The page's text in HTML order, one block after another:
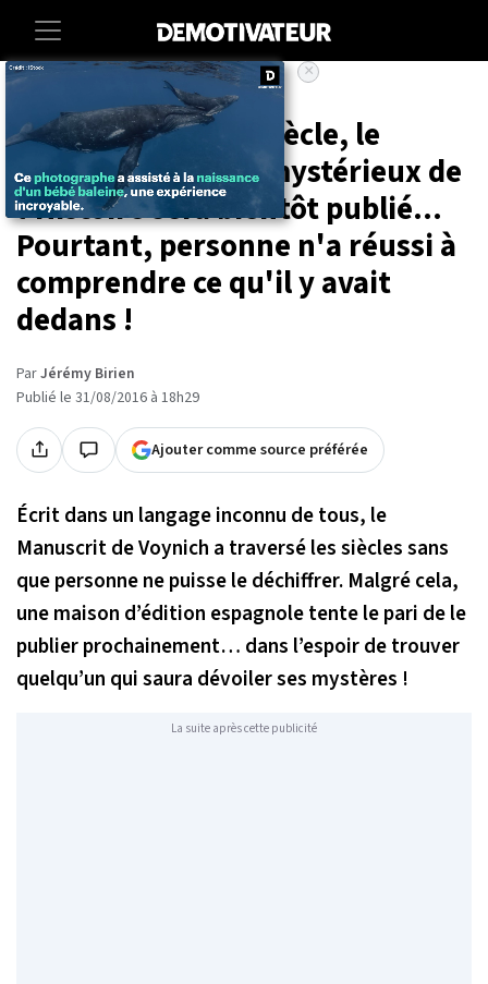
Datant du XVème siècle, le
manuscrit le plus mystérieux de
l'Histoire sera bientôt publié...
Pourtant, personne n'a réussi à
comprendre ce qu'il y avait
dedans !
ParJérémy Birien
Publié le 31/08/2016 à 18h29
Ajouter comme source préférée
Écrit dans un langage inconnu de tous, le
Manuscrit de Voynich a traversé les siècles sans
que personne ne puisse le déchiffrer. Malgré cela,
une maison d’édition espagnole tente le pari de le
publier prochainement… dans l’espoir de trouver
quelqu’un qui saura dévoiler ses mystères !
La suite après cette publicité
×